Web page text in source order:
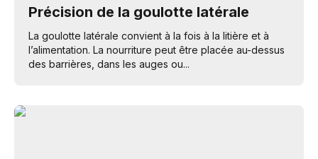
Précision de la goulotte latérale
La goulotte latérale convient à la fois à la litière et à
l’alimentation. La nourriture peut être placée au-dessus
des barrières, dans les auges ou...